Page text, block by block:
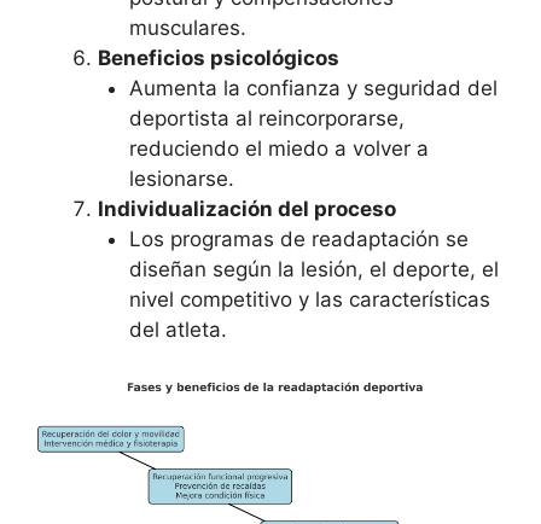
musculares.
Beneficios psicológicos
Aumenta la confianza y seguridad del
deportista al reincorporarse,
reduciendo el miedo a volver a
lesionarse.
Individualización del proceso
Los programas de readaptación se
diseñan según la lesión, el deporte, el
nivel competitivo y las características
del atleta.